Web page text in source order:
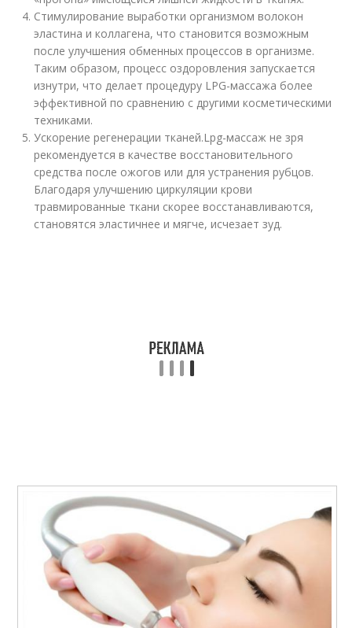
Стимулирование выработки организмом волокон
эластина и коллагена, что становится возможным
после улучшения обменных процессов в организме.
Таким образом, процесс оздоровления запускается
изнутри, что делает процедуру LPG-массажа более
эффективной по сравнению с другими косметическими
техниками.
Ускорение регенерации тканей.Lpg-массаж не зря
рекомендуется в качестве восстановительного
средства после ожогов или для устранения рубцов.
Благодаря улучшению циркуляции крови
травмированные ткани скорее восстанавливаются,
становятся эластичнее и мягче, исчезает зуд.